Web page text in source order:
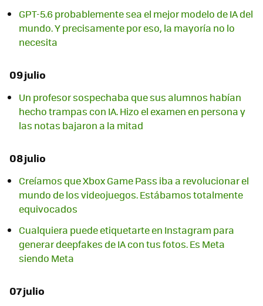
GPT-5.6 probablemente sea el mejor modelo de IA del
mundo. Y precisamente por eso, la mayoría no lo
necesita
09 julio
Un profesor sospechaba que sus alumnos habían
hecho trampas con IA. Hizo el examen en persona y
las notas bajaron a la mitad
08 julio
Creíamos que Xbox Game Pass iba a revolucionar el
mundo de los videojuegos. Estábamos totalmente
equivocados
Cualquiera puede etiquetarte en Instagram para
generar deepfakes de IA con tus fotos. Es Meta
siendo Meta
07 julio